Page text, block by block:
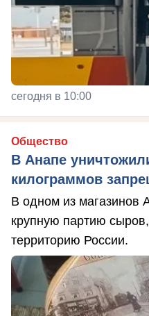
сегодня в 10:00
Общество
В Анапе
килограммов
В одном из магазинов
крупную партию
территорию России.